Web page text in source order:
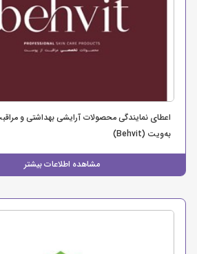
اعطای نمایندگی محصولات آرایشی بهداشتی و
به‌ویت (Behvit)
مشاهده اطلاعات بیشتر